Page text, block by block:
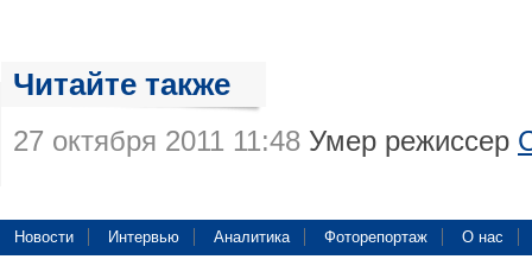
Читайте также
27 октября 2011 11:48 Умер режиссер
Новости Интервью Аналитика Фоторепортаж О нас